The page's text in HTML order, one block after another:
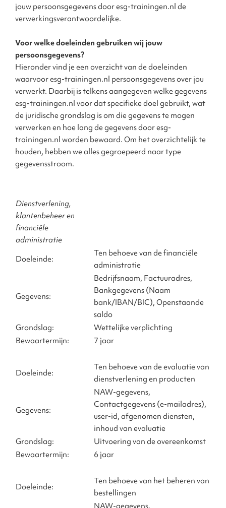
jouw persoonsgegevens door esg-trainingen.nl de
verwerkingsverantwoordelijke.
Voor welke doeleinden gebruiken wij jouw
persoonsgegevens?
Hieronder vind je een overzicht van de doeleinden
waarvoor esg-trainingen.nl persoonsgegevens over jou
verwerkt. Daarbij is telkens aangegeven welke gegevens
esg-trainingen.nl voor dat specifieke doel gebruikt, wat
de juridische grondslag is om die gegevens te mogen
verwerken en hoe lang de gegevens door esg-
trainingen.nl worden bewaard. Om het overzichtelijk te
houden, hebben we alles gegroepeerd naar type
gegevensstroom.
Dienstverlening,
klantenbeheer en
financiële
administratie
Doeleinde:
Ten behoeve van de financiële
administratie
Gegevens:
Bedrijfsnaam, Factuuradres,
Bankgegevens (Naam
bank/IBAN/BIC), Openstaande
saldo
Grondslag:
Wettelijke verplichting
Bewaartermijn:
7 jaar
Doeleinde:
Ten behoeve van de evaluatie van
dienstverlening en producten
Gegevens:
NAW-gegevens,
Contactgegevens (e-mailadres),
user-id, afgenomen diensten,
inhoud van evaluatie
Grondslag:
Uitvoering van de overeenkomst
Bewaartermijn:
6 jaar
Doeleinde:
Ten behoeve van het beheren van
bestellingen
NAW-gegevens,